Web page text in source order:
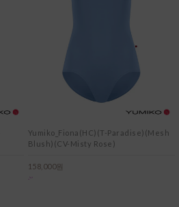
Yumiko_Fiona(HC)(T-Paradise)(Mesh
Blush)(CV-Misty Rose)
158,000원